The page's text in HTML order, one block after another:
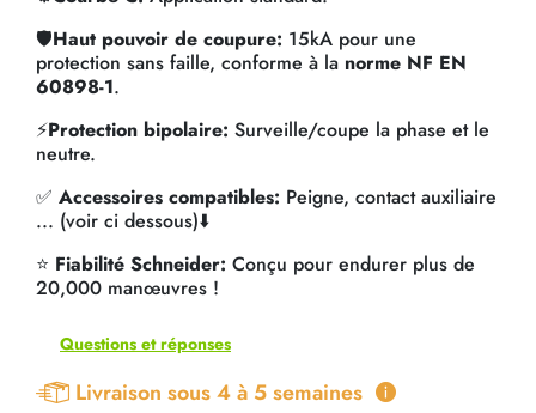
🛡️Haut pouvoir de coupure: 15kA pour une
protection sans faille, conforme à la norme NF EN
60898-1.
⚡Protection bipolaire: Surveille/coupe la phase et le
neutre.
✅ Accessoires compatibles: Peigne, contact auxiliaire
... (voir ci dessous)⬇️
⭐ Fiabilité Schneider: Conçu pour endurer plus de
20,000 manœuvres !
Questions et réponses
Livraison sous 4 à 5 semaines